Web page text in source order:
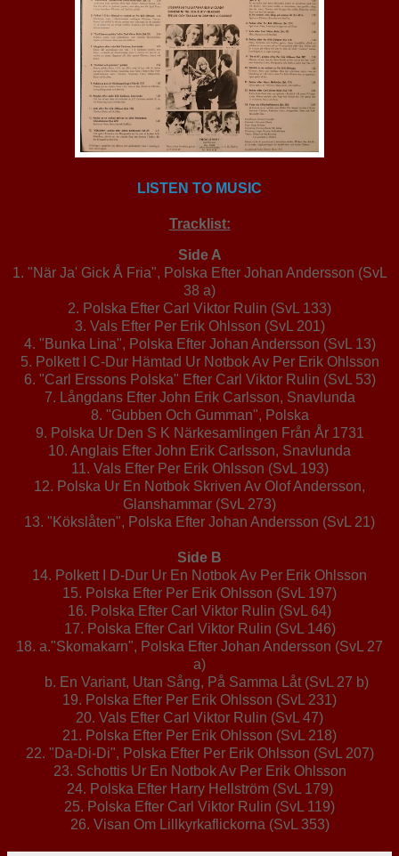
LISTEN TO MUSIC
Tracklist:
Side A
1. "När Ja' Gick Å Fria", Polska Efter Johan Andersson (SvL
38 a)
2. Polska Efter Carl Viktor Rulin (SvL 133)
3. Vals Efter Per Erik Ohlsson (SvL 201)
4. "Bunka Lina", Polska Efter Johan Andersson (SvL 13)
5. Polkett I C-Dur Hämtad Ur Notbok Av Per Erik Ohlsson
6. "Carl Erssons Polska" Efter Carl Viktor Rulin (SvL 53)
7. Långdans Efter John Erik Carlsson, Snavlunda
8. "Gubben Och Gumman", Polska
9. Polska Ur Den S K Närkesamlingen Från År 1731
10. Anglais Efter John Erik Carlsson, Snavlunda
11. Vals Efter Per Erik Ohlsson (SvL 193)
12. Polska Ur En Notbok Skriven Av Olof Andersson,
Glanshammar (SvL 273)
13. "Kökslåten", Polska Efter Johan Andersson (SvL 21)
Side B
14. Polkett I D-Dur Ur En Notbok Av Per Erik Ohlsson
15. Polska Efter Per Erik Ohlsson (SvL 197)
16. Polska Efter Carl Viktor Rulin (SvL 64)
17. Polska Efter Carl Viktor Rulin (SvL 146)
18. a."Skomakarn", Polska Efter Johan Andersson (SvL 27
a)
b. En Variant, Utan Sång, På Samma Låt (SvL 27 b)
19. Polska Efter Per Erik Ohlsson (SvL 231)
20. Vals Efter Carl Viktor Rulin (SvL 47)
21. Polska Efter Per Erik Ohlsson (SvL 218)
22. "Da-Di-Di", Polska Efter Per Erik Ohlsson (SvL 207)
23. Schottis Ur En Notbok Av Per Erik Ohlsson
24. Polska Efter Harry Hellström (SvL 179)
25. Polska Efter Carl Viktor Rulin (SvL 119)
26. Visan Om Lillkyrkaflickorna (SvL 353)